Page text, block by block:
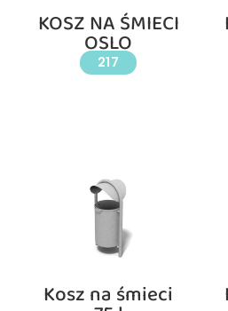
KOSZ NA ŚMIECI
OSLO
217
Kosz na śmieci